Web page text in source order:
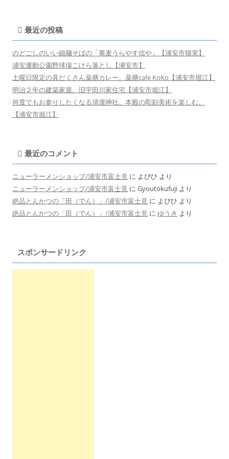
最近の投稿
のどごしのいい細麺そばの「蕎麦うらやす信や」【浦安市猫実】
浦安運動公園野球場こけら落とし【浦安市】
土曜日限定の具だくさん薬膳カレー。薬膳cafe KoKo【浦安市堀江】
明治２年の建築家屋。旧宇田川家住宅【浦安市堀江】
何度でもお参りしたくなる清瀧神社。本殿の彫刻美術を楽しむ。
【浦安市堀江】
最近のコメント
ニューラーメンショップ/浦安市富士見 に よぴひ より
ニューラーメンショップ/浦安市富士見 に Gyoutokufuji より
絶品とんかつの「田（でん）」/浦安市富士見 に よぴひ より
絶品とんかつの「田（でん）」/浦安市富士見 に ゆうき より
スポンサードリンク